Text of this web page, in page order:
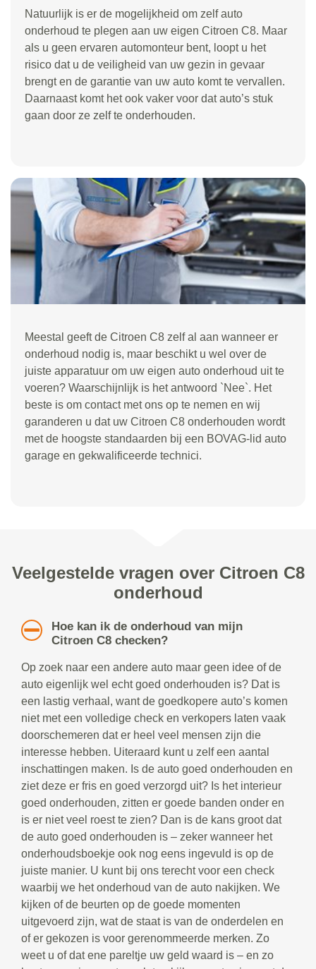
Natuurlijk is er de mogelijkheid om zelf auto
onderhoud te plegen aan uw eigen Citroen C8. Maar
als u geen ervaren automonteur bent, loopt u het
risico dat u de veiligheid van uw gezin in gevaar
brengt en de garantie van uw auto komt te vervallen.
Daarnaast komt het ook vaker voor dat auto’s stuk
gaan door ze zelf te onderhouden.
Meestal geeft de Citroen C8 zelf al aan wanneer er
onderhoud nodig is, maar beschikt u wel over de
juiste apparatuur om uw eigen auto onderhoud uit te
voeren? Waarschijnlijk is het antwoord `Nee`. Het
beste is om contact met ons op te nemen en wij
garanderen u dat uw Citroen C8 onderhouden wordt
met de hoogste standaarden bij een BOVAG-lid auto
garage en gekwalificeerde technici.
Veelgestelde vragen over Citroen C8
onderhoud
Hoe kan ik de onderhoud van mijn
Citroen C8 checken?
Op zoek naar een andere auto maar geen idee of de
auto eigenlijk wel echt goed onderhouden is? Dat is
een lastig verhaal, want de goedkopere auto’s komen
niet met een volledige check en verkopers laten vaak
doorschemeren dat er heel veel mensen zijn die
interesse hebben. Uiteraard kunt u zelf een aantal
inschattingen maken. Is de auto goed onderhouden en
ziet deze er fris en goed verzorgd uit? Is het interieur
goed onderhouden, zitten er goede banden onder en
is er niet veel roest te zien? Dan is de kans groot dat
de auto goed onderhouden is – zeker wanneer het
onderhoudsboekje ook nog eens ingevuld is op de
juiste manier. U kunt bij ons terecht voor een check
waarbij we het onderhoud van de auto nakijken. We
kijken of de beurten op de goede momenten
uitgevoerd zijn, wat de staat is van de onderdelen en
of er gekozen is voor gerenommeerde merken. Zo
weet u of dat ene pareltje uw geld waard is – en zo